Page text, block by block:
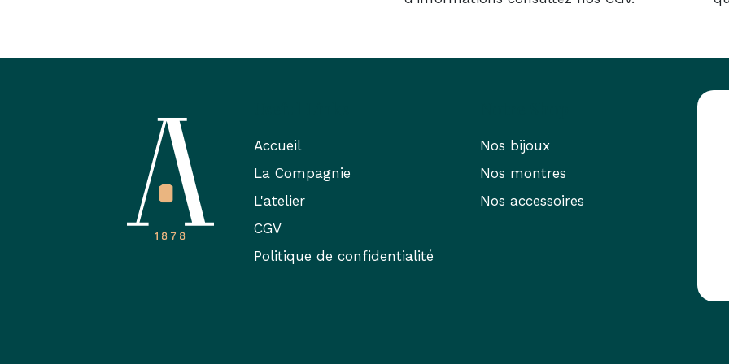
Accueil
La Compagnie
L'atelier
CGV
Politique de confidentialité
Nos bijoux
Nos montres
Nos accessoires